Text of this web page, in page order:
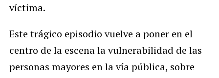
víctima.
Este trágico episodio vuelve a poner en el
centro de la escena la vulnerabilidad de las
personas mayores en la vía pública, sobre